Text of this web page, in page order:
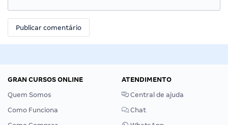
GRAN CURSOS ONLINE
Quem Somos
Como Funciona
ATENDIMENTO
Central de ajuda
Chat